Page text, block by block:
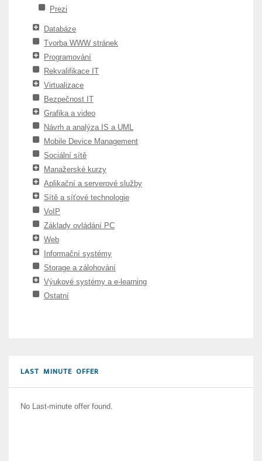
Prezi
Databáze
Tvorba WWW stránek
Programování
Rekvalifikace IT
Virtualizace
Bezpečnost IT
Grafika a video
Návrh a analýza IS a UML
Mobile Device Management
Sociální sítě
Manažerské kurzy
Aplikační a serverové služby
Sítě a síťové technologie
VoIP
Základy ovládání PC
Web
Informační systémy
Storage a zálohování
Výukové systémy a e-learning
Ostatní
LAST MINUTE OFFER
No Last-minute offer found.